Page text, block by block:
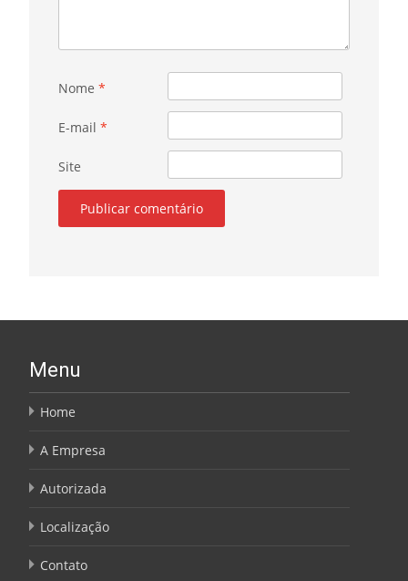
Nome *
E-mail *
Site
Menu
Home
A Empresa
Autorizada
Localização
Contato